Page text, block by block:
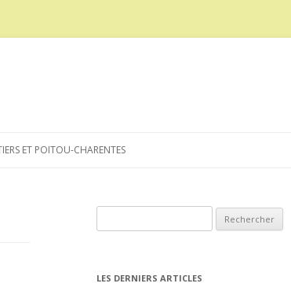
ET POITOU-CHARENTES
LES DERNIERS ARTICLES